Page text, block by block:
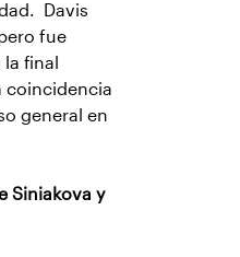
Davis
fue
final
coincidencia
general en
Siniakova y